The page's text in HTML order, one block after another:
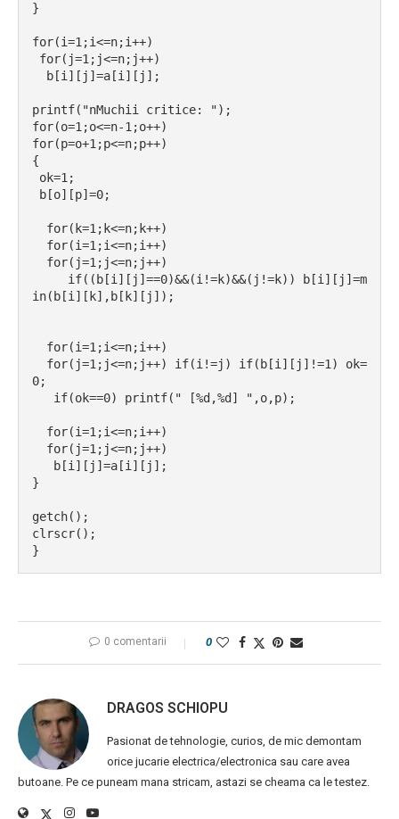
}
for(i=1;i<=n;i++)
for(j=1;j<=n;j++)
  b[i][j]=a[i][j];
printf("nMuchii critice: ");
for(o=1;o<=n-1;o++)
for(p=o+1;p<=n;p++)
{
ok=1;
b[o][p]=0;
  for(k=1;k<=n;k++)
  for(i=1;i<=n;i++)
  for(j=1;j<=n;j++)
in(b[i][k],b[k][j]);
  for(i=1;i<=n;i++)
0;
   if(ok==0) printf(" [%d,%d] ",o,p);
  for(i=1;i<=n;i++)
  for(j=1;j<=n;j++)
   b[i][j]=a[i][j];
}
getch();
clrscr();
}
0 comentarii 0
DRAGOS SCHIOPU
Pasionat de tehnologie, curios, de mic demontam
orice jucarie electrica/electronica sau care avea
butoane. Pe ce puneam mana stricam, astazi se cheama ca le testez.